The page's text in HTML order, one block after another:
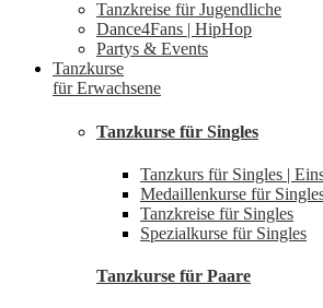
Tanzkreise für Jugendliche
Dance4Fans | HipHop
Partys & Events
Tanzkurse
für Erwachsene
Tanzkurse für Singles
Tanzkurs für Singles |
Medaillenkurse für
Tanzkreise für Singles
Spezialkurse für Singles
Tanzkurse für Paare